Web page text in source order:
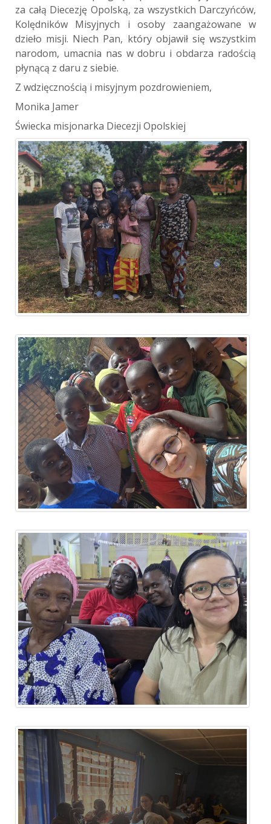
za całą Diecezję Opolską, za wszystkich Darczyńców,
Kolędników Misyjnych i osoby zaangażowane w
dzieło misji. Niech Pan, który objawił się wszystkim
narodom, umacnia nas w dobru i obdarza radością
płynącą z daru z siebie.
Z wdzięcznością i misyjnym pozdrowieniem,
Monika Jamer
Świecka misjonarka Diecezji Opolskiej